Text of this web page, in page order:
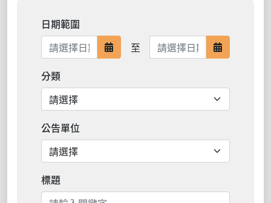
日期範圍
日期範圍開始
至 日期範圍結束 日期範圍
分類
公告單位
標題